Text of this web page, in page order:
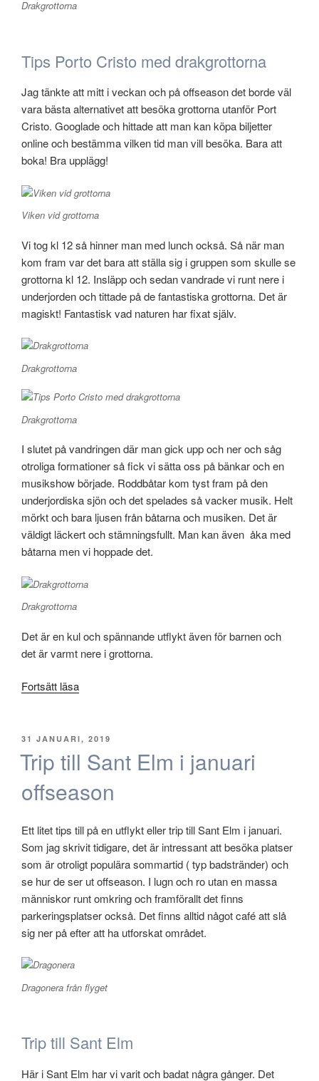
Drakgrottorna
Tips Porto Cristo med drakgrottorna
Jag tänkte att mitt i veckan och på offseason det borde väl
vara bästa alternativet att besöka grottorna utanför Port
Cristo. Googlade och hittade att man kan köpa biljetter
online och bestämma vilken tid man vill besöka. Bara att
boka! Bra upplägg!
Viken vid grottorna
Vi tog kl 12 så hinner man med lunch också. Så när man
kom fram var det bara att ställa sig i gruppen som skulle se
grottorna kl 12. Insläpp och sedan vandrade vi runt nere i
underjorden och tittade på de fantastiska grottorna. Det är
magiskt! Fantastisk vad naturen har fixat själv.
Drakgrottorna
Drakgrottorna
I slutet på vandringen där man gick upp och ner och såg
otroliga formationer så fick vi sätta oss på bänkar och en
musikshow började. Roddbåtar kom tyst fram på den
underjordiska sjön och det spelades så vacker musik. Helt
mörkt och bara ljusen från båtarna och musiken. Det är
väldigt läckert och stämningsfullt. Man kan även åka med
båtarna men vi hoppade det.
Drakgrottorna
Det är en kul och spännande utflykt även för barnen och
det är varmt nere i grottorna.
Fortsätt läsa
med
drakgrottorna
kul
utflykt”
PUBLICERAT
31 JANUARI, 2019
Trip till Sant Elm i januari
offseason
Ett litet tips till på en utflykt eller trip till Sant Elm i januari.
Som jag skrivit tidigare, det är intressant att besöka platser
som är otroligt populära sommartid ( typ badstränder) och
se hur de ser ut offseason. I lugn och ro utan en massa
människor runt omkring och framförallt det finns
parkeringsplatser också. Det finns alltid något café att slå
sig ner på efter att ha utforskat området.
Dragonera från flyget
Trip till Sant Elm
Här i Sant Elm har vi varit och badat några gånger. Det